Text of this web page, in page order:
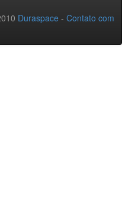
Duraspace - Contato com